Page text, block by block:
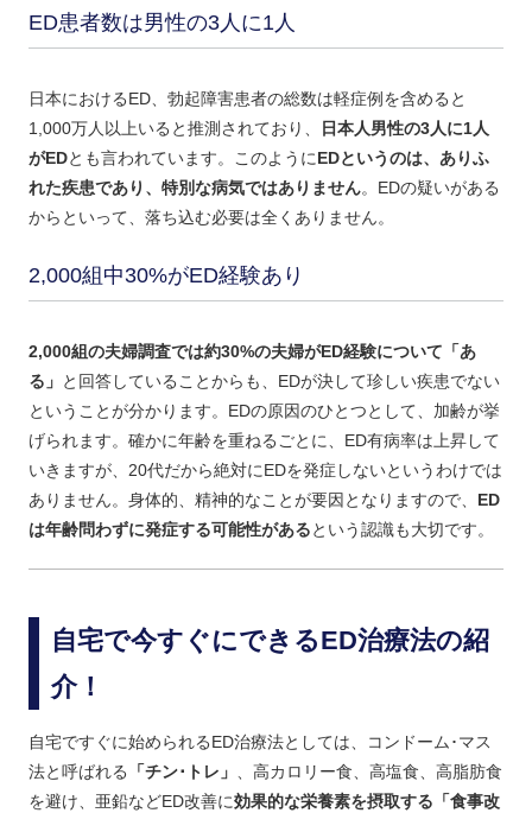
ED患者数は男性の3人に1人
日本におけるED、勃起障害患者の総数は軽症例を含めると
1,000万人以上いると推測されており、
日本人男性の3人に1人
がEDとも言われています。このようにEDというのは、ありふ
れた疾患であり、特別な病気ではありません。EDの疑いがある
からといって、落ち込む必要は全くありません。
2,000組中30%がED経験あり
2,000組の夫婦調査では約30%の夫婦がED経験について「あ
る」 と回答していることからも、EDが決して珍しい疾患でない
ということが分かります。EDの原因のひとつとして、加齢が挙
げられます。確かに年齢を重ねるごとに、ED有病率は上昇して
いきますが、20代だから絶対にEDを発症しないというわけでは
ありません。身体的、精神的なことが要因となりますので、 ED
は年齢問わずに発症する可能性があるという認識も大切です。
自宅で今すぐにできるED治療法の紹
介！
自宅ですぐに始められるED治療法としては、コンドーム･マス
法と呼ばれる
「チン･トレ」 、高カロリー食、高塩食、高脂肪食
を避け、亜鉛などED改善に効果的な栄養素を摂取する「食事改